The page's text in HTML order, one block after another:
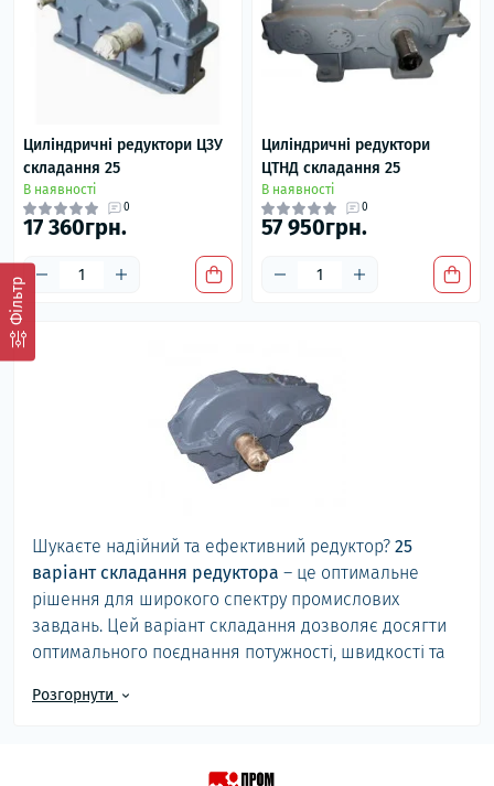
Фільтр
Циліндричні редуктори Ц3У
складання 25
В наявності
0
17 360грн.
Циліндричні редуктори
ЦТНД складання 25
В наявності
0
57 950грн.
Шукаєте надійний та ефективний редуктор? 25
варіант складання редуктора – це оптимальне
рішення для широкого спектру промислових
завдань. Цей варіант складання дозволяє досягти
оптимального поєднання потужності, швидкості та
безперебійну роботу вашого обладнання. У
Розгорнути